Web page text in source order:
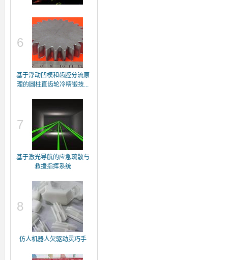
6
基于浮动凹模和齿腔分流原
理的圆柱直齿轮冷精锻技...
7
基于激光导航的应急疏散与
救援指挥系统
8
仿人机器人欠驱动灵巧手